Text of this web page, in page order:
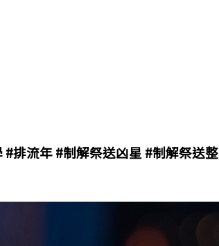
排流年 #制解祭送凶星 #制解祭送整